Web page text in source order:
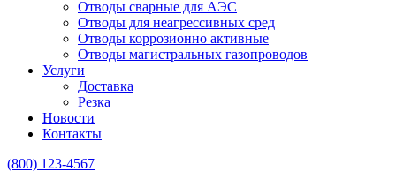
Отводы сварные для АЭС
Отводы для неагрессивных сред
Отводы коррозионно активные
Отводы магистральных газопроводов
Услуги
Доставка
Резка
Новости
Контакты
(800) 123-4567